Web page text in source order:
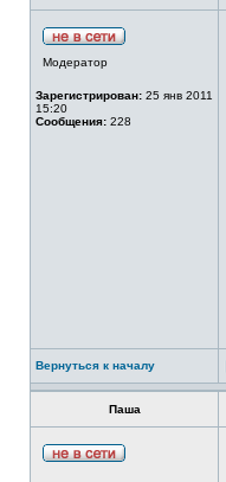
Модератор
Зарегистрирован: 25 янв 2011
15:20
Сообщения: 228
Вернуться к началу
Паша